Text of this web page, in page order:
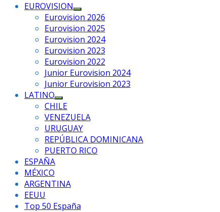
EUROVISION
Mostrar
el
submenú
Eurovision 2026
Eurovision 2025
Eurovision 2024
Eurovision 2023
Eurovision 2022
Junior Eurovision 2024
Junior Eurovision 2023
LATINO
Mostrar
el
submenú
CHILE
VENEZUELA
URUGUAY
REPÚBLICA DOMINICANA
PUERTO RICO
ESPAÑA
MÉXICO
ARGENTINA
EEUU
Top 50 España